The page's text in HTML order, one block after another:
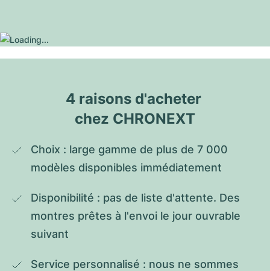
4 raisons d'acheter
chez CHRONEXT
Choix : large gamme de plus de 7 000
modèles disponibles immédiatement
Disponibilité : pas de liste d'attente. Des
montres prêtes à l'envoi le jour ouvrable
suivant
Service personnalisé : nous ne sommes